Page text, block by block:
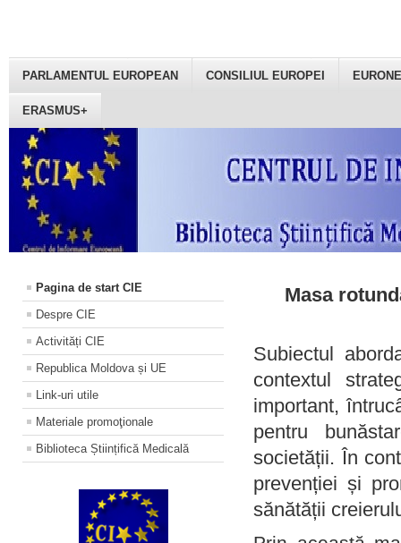
PARLAMENTUL EUROPEAN CONSILIUL EUROPEI
ERASMUS+
Pagina de start CIE
Despre CIE
Activități CIE
Republica Moldova și UE
Link-uri utile
Materiale promoţionale
Biblioteca Științifică Medicală
Masa
Subiectul
contextul
important,
pentru
societății. În
prevenției și
sănătății